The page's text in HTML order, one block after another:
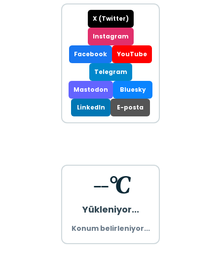
X (Twitter)
Instagram
Facebook YouTube
Telegram
Mastodon Bluesky
LinkedIn E-posta
--°C
Yükleniyor...
Konum belirleniyor...